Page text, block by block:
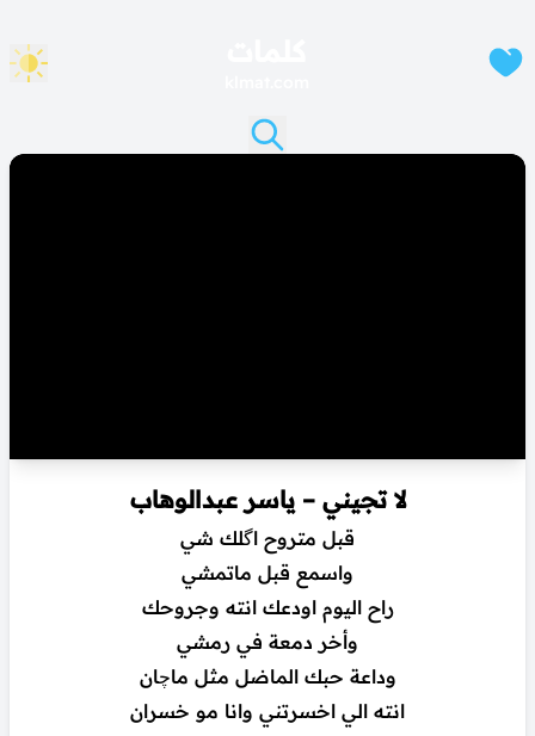
لا تجيني – ياسر عبدالوهاب
قبل متروح اگلك شي
واسمع قبل ماتمشي
راح اليوم اودعك انته وجروحك
وأخر دمعة في رمشي
وداعة حبك الماضل مثل ماچان
انته الي اخسرتني وانا مو خسران